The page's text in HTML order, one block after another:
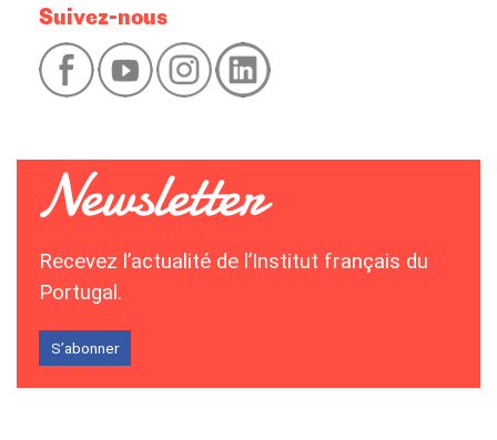
Suivez-nous
Recevez l’actualité de l’Institut français du
Portugal.
S’abonner